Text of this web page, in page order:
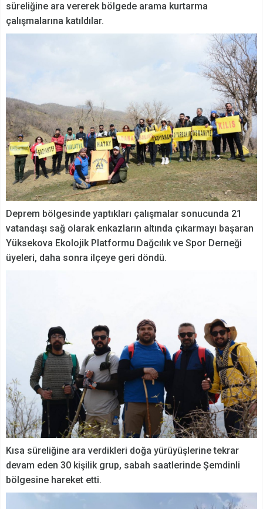
süreliğine ara vererek bölgede arama kurtarma
çalışmalarına katıldılar.
Deprem bölgesinde yaptıkları çalışmalar sonucunda 21
vatandaşı sağ olarak enkazların altında çıkarmayı başaran
Yüksekova Ekolojik Platformu Dağcılık ve Spor Derneği
üyeleri, daha sonra ilçeye geri döndü.
Kısa süreliğine ara verdikleri doğa yürüyüşlerine tekrar
devam eden 30 kişilik grup, sabah saatlerinde Şemdinli
bölgesine hareket etti.